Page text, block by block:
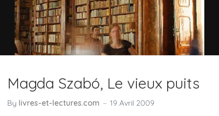
Magda Szabó, Le vieux puits
By livres-et-lectures.com 19 Avril 2009